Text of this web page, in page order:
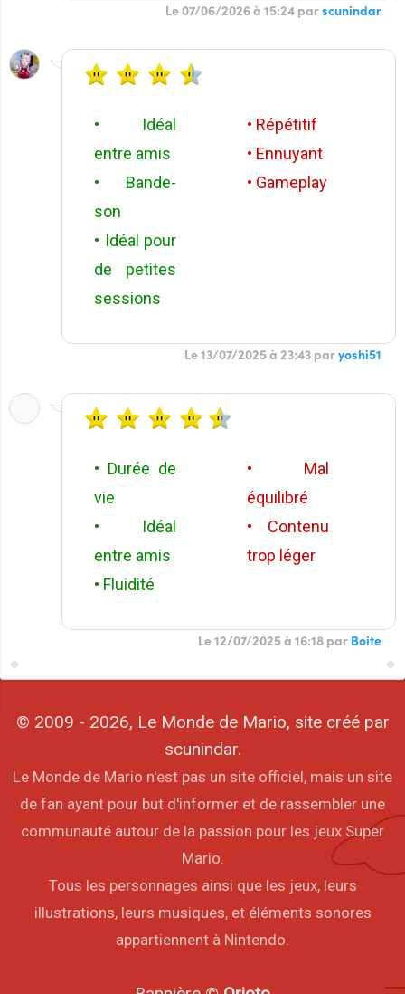
Le 07/06/2026 à 15:24 parscunindar
• Idéal
entre amis
• Bande-
son
• Idéal pour
de petites
sessions
• Répétitif
• Ennuyant
• Gameplay
Le 13/07/2025 à 23:43 paryoshi51
• Durée de
vie
• Idéal
entre amis
• Fluidité
• Mal
équilibré
• Contenu
trop léger
Le 12/07/2025 à 16:18 par Boite
© 2009 - 2026, Le Monde de Mario, site créé par
scunindar.
Le Monde de Mario n'est pas un site officiel, mais un site
de fan ayant pour but d'informer et de rassembler une
communauté autour de la passion pour les jeux Super
Mario.
Tous les personnages ainsi que les jeux, leurs
illustrations, leurs musiques, et éléments sonores
appartiennent à Nintendo.